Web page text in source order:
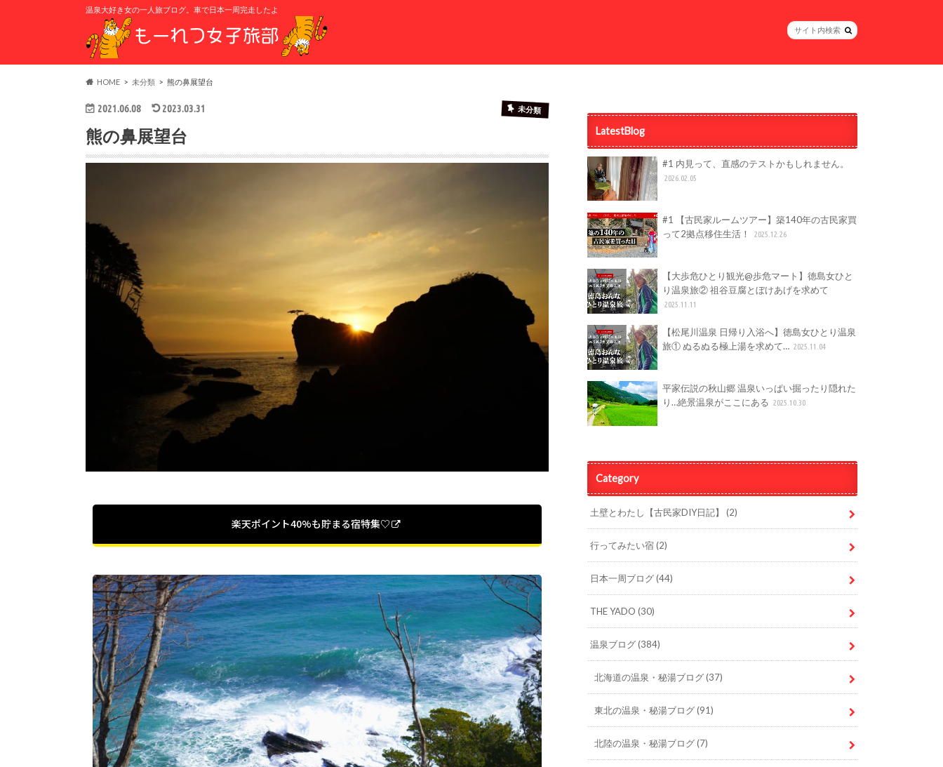
温泉大好き女の一人旅ブログ。車で日本一周完走したよ
HOME 未分類 熊の鼻展望台
2021.06.08 2023.03.31 未分類
熊の鼻展望台
楽天ポイント40%も貯まる宿特集♡
LatestBlog
#1 内見って、直感のテストかもしれません。
2026.02.05
#1 【古民家ルームツアー】築140年の古民家買
って2拠点移住生活！
2025.12.26
【大歩危ひとり観光@歩危マート】徳島女ひと
り温泉旅② 祖谷豆腐とぼけあげを求めて
2025.11.11
【松尾川温泉 日帰り入浴へ】徳島女ひとり温泉
旅① ぬるぬる極上湯を求めて… 2025.11.04
平家伝説の秋山郷 温泉いっぱい掘ったり隠れた
り…絶景温泉がここにある 2025.10.30
Category
土壁とわたし【古民家DIY日記】 (2)
行ってみたい宿(2)
日本一周ブログ(44)
THE YADO (30)
温泉ブログ(384)
北海道の温泉・秘湯ブログ(37)
東北の温泉・秘湯ブログ(91)
北陸の温泉・秘湯ブログ(7)